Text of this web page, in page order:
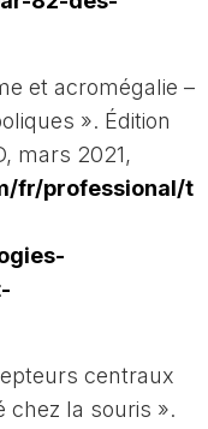
et acromégalie –
». Édition
mars 2021,
fr/professional/t
centraux
chez la souris ».